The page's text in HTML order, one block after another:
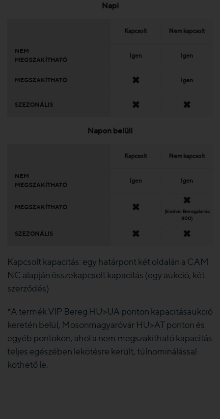
Napi
Kapcsolt Nem kapcsolt
NEM
MEGSZAKÍTHATÓ
Igen Igen
MEGSZAKÍTHATÓ ✖ Igen
SZEZONÁLIS ✖ ✖
Napon belüli
Kapcsolt Nem kapcsolt
NEM
MEGSZAKÍTHATÓ
Igen Igen
MEGSZAKÍTHATÓ ✖
✖
(kivéve: Beregdaróc
800)
SZEZONÁLIS ✖ ✖
Kapcsolt kapacitás: egy határpont két oldalán a CAM
NC alapján összekapcsolt kapacitás (egy aukció, két
szerződés)
*A termék VIP Bereg HU>UA ponton kapacitásaukció
keretén belül, Mosonmagyaróvár HU>AT ponton és
egyéb pontokon, ahol a nem megszakítható kapacitás
teljes egészében lekötésre került, túlnominálással
köthető le.